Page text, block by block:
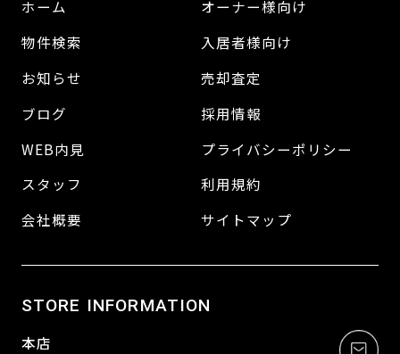
ホーム
物件検索
お知らせ
ブログ
WEB内見
スタッフ
会社概要
オーナー様向け
入居者様向け
売却査定
採用情報
プライバシーポリシー
利用規約
サイトマップ
STORE INFORMATION
本店